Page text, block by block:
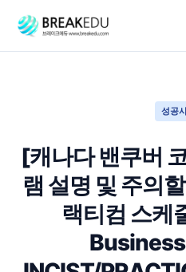
성공
[캐나다 밴쿠버
램 설명 및 주의
랙티컴 스케